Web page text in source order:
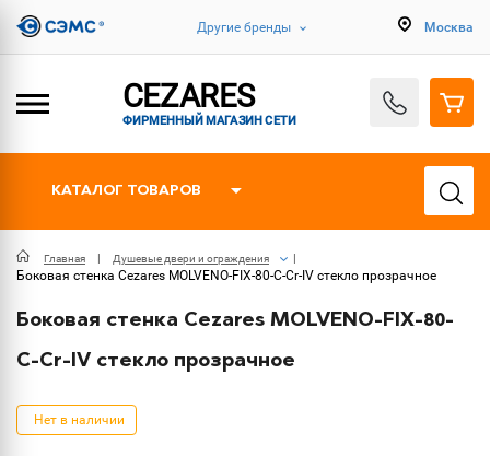
Другие бренды Москва
CEZARES
ФИРМЕННЫЙ МАГАЗИН СЕТИ
КАТАЛОГ ТОВАРОВ
Главная Душевые двери и ограждения
Боковая стенка Cezares MOLVENO-FIX-80-C-Cr-IV стекло прозрачное
Боковая стенка Cezares MOLVENO-FIX-80-
C-Cr-IV стекло прозрачное
Нет в наличии